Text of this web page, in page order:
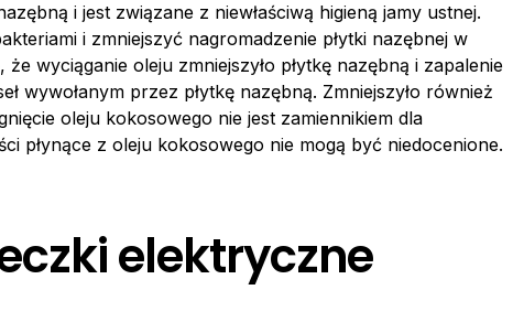
i jest związane z niewłaściwą higieną jamy ustnej.
i zmniejszyć nagromadzenie płytki nazębnej w
wyciąganie oleju zmniejszyło płytkę nazębną i zapalenie
wywołanym przez płytkę nazębną. Zmniejszyło również
oleju kokosowego nie jest zamiennikiem dla
płynące z oleju kokosowego nie mogą być niedocenione.
elektryczne